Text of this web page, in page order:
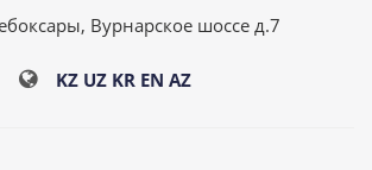
Вурнарское шоссе д.7
KZ UZ KR EN AZ